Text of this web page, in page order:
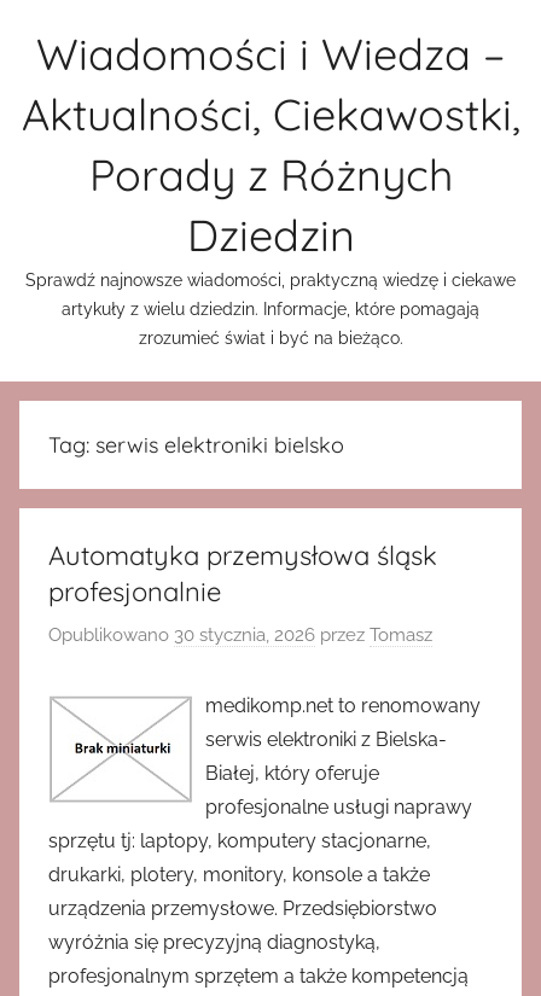
Wiadomości i Wiedza –
Aktualności, Ciekawostki,
Porady z Różnych
Dziedzin
Sprawdź najnowsze wiadomości, praktyczną wiedzę i ciekawe
artykuły z wielu dziedzin. Informacje, które pomagają
zrozumieć świat i być na bieżąco.
Tag: serwis elektroniki bielsko
Automatyka przemysłowa śląsk
profesjonalnie
Opublikowano 30 stycznia, 2026 przez Tomasz
medikomp.net to renomowany
serwis elektroniki z Bielska-
Białej, który oferuje
profesjonalne usługi naprawy
sprzętu tj: laptopy, komputery stacjonarne,
drukarki, plotery, monitory, konsole a także
urządzenia przemysłowe. Przedsiębiorstwo
wyróżnia się precyzyjną diagnostyką,
profesjonalnym sprzętem a także kompetencją